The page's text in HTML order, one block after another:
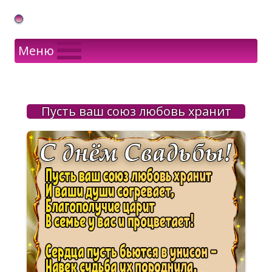
Gif Открытки в подарок
Меню
Пусть ваш союз любовь хранит